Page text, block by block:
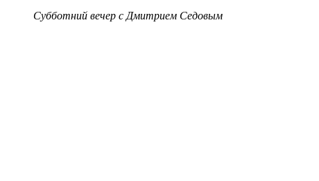
Субботний вечер с Дмитрием Седовым